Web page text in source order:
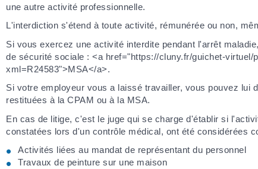
une autre activité professionnelle.
L'interdiction s'étend à toute activité, rémunérée ou non,
Si vous exercez une activité interdite pendant l'arrêt
de sécurité sociale : <a href="https://cluny.fr/guichet-
xml=R24583">MSA</a>.
Si votre employeur vous a laissé travailler, vous pouvez lui
restituées à la CPAM ou à la MSA.
En cas de litige, c'est le juge qui se charge d'établir si
constatées lors d'un contrôle médical, ont été considérées
Activités liées au mandat de représentant du personnel
Travaux de peinture sur une maison